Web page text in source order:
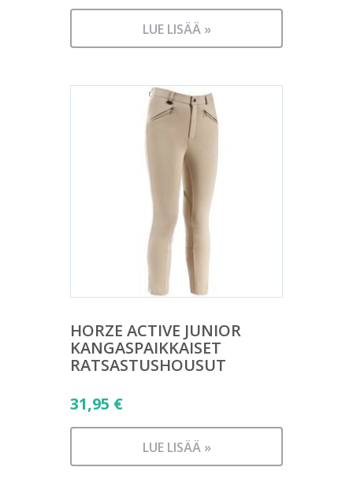
LUE LISÄÄ »
HORZE ACTIVE JUNIOR
KANGASPAIKKAISET
RATSASTUSHOUSUT
31,95 €
LUE LISÄÄ »